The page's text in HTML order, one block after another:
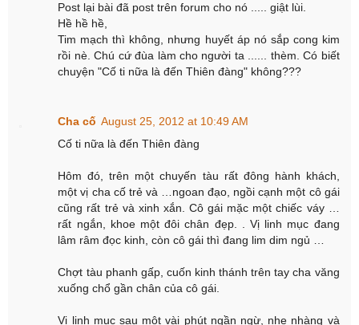
Post lại bài đã post trên forum cho nó ..... giật lùi.
Hề hề hề,
Tim mạch thì không, nhưng huyết áp nó sắp cong kim
rồi nè. Chú cứ đùa làm cho người ta ...... thèm. Có biết
chuyện "Cố ti nữa là đến Thiên đàng" không???
Cha cố August 25, 2012 at 10:49 AM
Cố ti nữa là đến Thiên đàng
Hôm đó, trên một chuyến tàu rất đông hành khách,
một vị cha cố trẻ và …ngoan đạo, ngồi cạnh một cô gái
cũng rất trẻ và xinh xắn. Cô gái mặc một chiếc váy …
rất ngắn, khoe một đôi chân đẹp. . Vị linh mục đang
lâm râm đọc kinh, còn cô gái thì đang lim dim ngủ …
Chợt tàu phanh gấp, cuốn kinh thánh trên tay cha văng
xuống chổ gần chân của cô gái.
Vị linh mục sau một vài phút ngần ngừ, nhẹ nhàng và